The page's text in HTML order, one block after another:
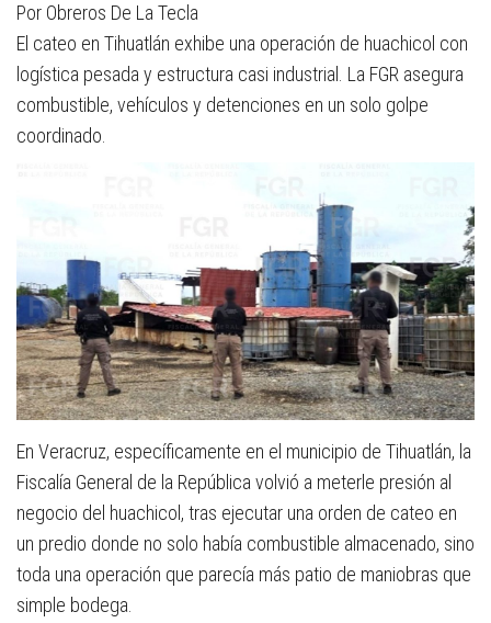
Por Obreros De La Tecla
El cateo en Tihuatlán exhibe una operación de huachicol con
logística pesada y estructura casi industrial. La FGR asegura
combustible, vehículos y detenciones en un solo golpe
coordinado.
En Veracruz, específicamente en el municipio de Tihuatlán, la
Fiscalía General de la República volvió a meterle presión al
negocio del huachicol, tras ejecutar una orden de cateo en
un predio donde no solo había combustible almacenado, sino
toda una operación que parecía más patio de maniobras que
simple bodega.